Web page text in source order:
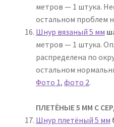
метров — 1 штука.
остальном проблем
Шнур вязаный 5 мм
метров — 1 штука.
распределена по
остальном
Фото 1, фото 2.
ПЛЕТЁНЫЕ 5 ММ С
Шнур плетёный 5 мм